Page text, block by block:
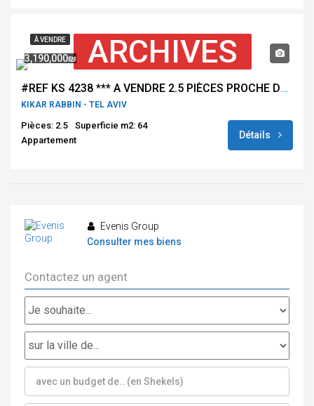
À VENDRE ARCHIVES
3,190,000₪
#REF KS 4238 *** A VENDRE 2.5 PIÈCES PROCHE DU KIKAR RABIN TEL AVIV ***
KIKAR RABBIN - TEL AVIV
Pièces: 2.5
Superficie m2: 64
Appartement
Détails
Evenis Group
Consulter mes biens
Contactez un agent